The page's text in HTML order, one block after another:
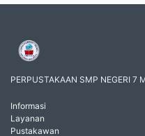
PERPUSTAKAAN SMP NEGERI 7
Informasi
Layanan
Pustakawan